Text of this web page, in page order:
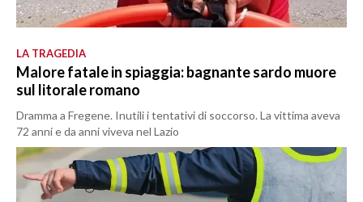
LA TRAGEDIA
Malore fatale in spiaggia: bagnante sardo muore
sul litorale romano
Dramma a Fregene. Inutili i tentativi di soccorso. La vittima aveva
72 anni e da anni viveva nel Lazio